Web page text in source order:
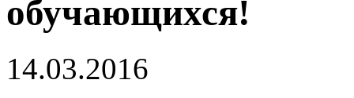
обучающихся!
14.03.2016